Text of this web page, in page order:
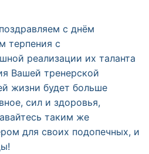
с днём
терпения с
реализации их таланта
Вашей тренерской
жизни будет больше
сил и здоровья,
таким же
для своих подопечных, и